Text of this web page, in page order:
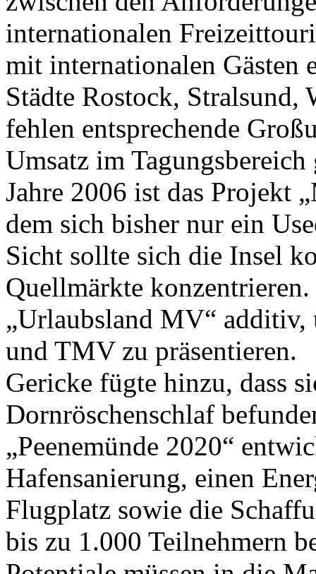
internationalen
mit internationalen Gästen
Städte Rostock, Stralsund,
fehlen entsprechende
Umsatz im
Jahre 2006 ist das Projekt
dem sich bisher nur ein
Sicht sollte sich die Insel
Quellmärkte
„Urlaubsland MV“
und TMV zu präsentieren.
Gericke fügte hinzu, dass
Dornröschenschlaf
„Peenemünde 2020“
Hafensanierung, einen
Flugplatz sowie die
bis zu 1.000 Teilnehmern